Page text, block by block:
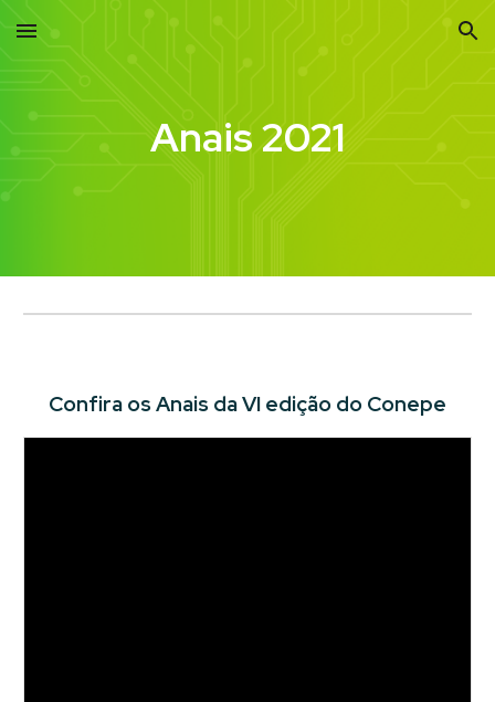
Skip to main content Skip to navigation
Anais 2021
Confira os Anais daVI edição do Conepe